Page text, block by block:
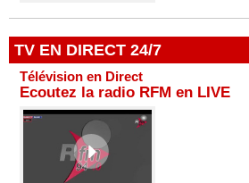
TV EN DIRECT 24/7
Télévision en Direct
Ecoutez la radio RFM en LIVE